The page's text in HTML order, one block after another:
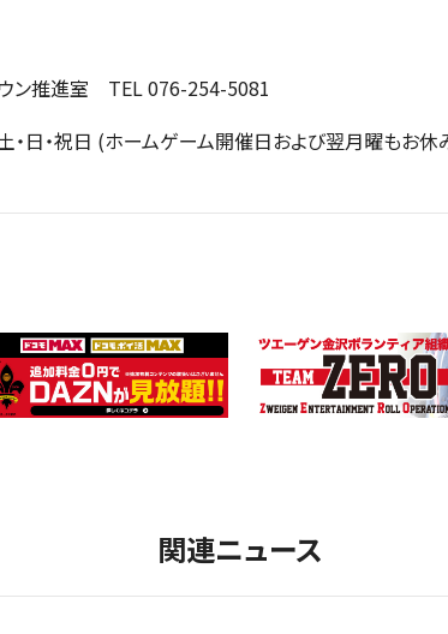
ン推進室 TEL 076-254-5081
・祝日 (ホームゲーム開催日および翌月曜もお休
関連ニュース